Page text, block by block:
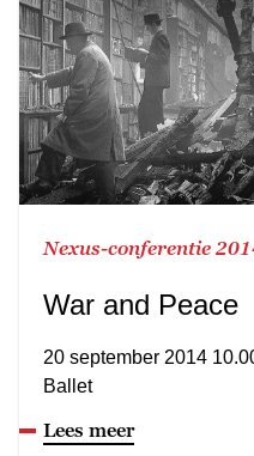
Nexus-conferentie
War and Peace
20 september 2014
Ballet
Lees meer